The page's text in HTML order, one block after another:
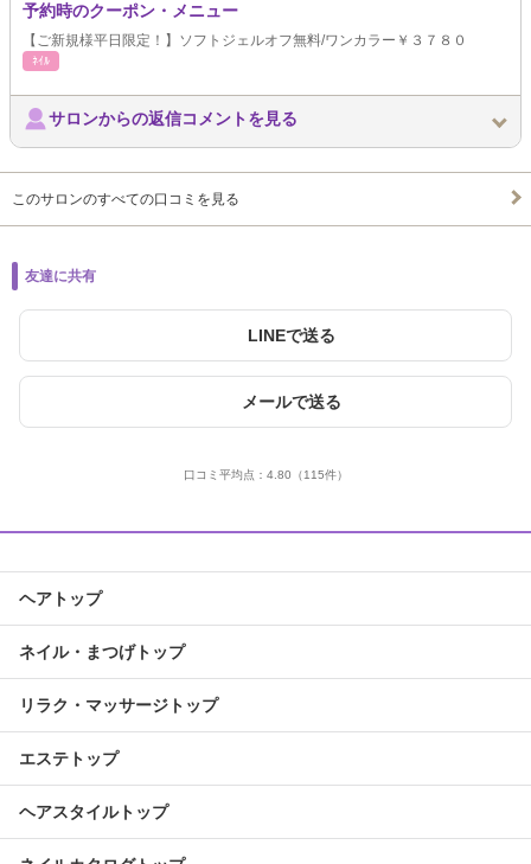
予約時のクーポン・メニュー
【ご新規様平日限定！】ソフトジェルオフ無料/ワンカラー￥３７８０
ﾈｲﾙ
サロンからの返信コメントを見る
このサロンのすべての口コミを見る
友達に共有
LINEで送る
メールで送る
口コミ平均点： 4.80 （115件）
ヘアトップ
ネイル・まつげトップ
リラク・マッサージトップ
エステトップ
ヘアスタイルトップ